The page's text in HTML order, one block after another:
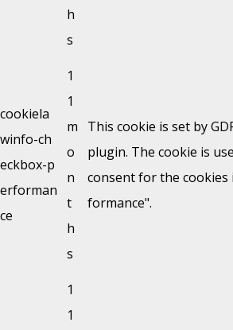
h
s
cookiela
winfo-ch
eckbox-p
erforman
ce
1
1
m
o
n
t
h
s
This cookie is set by
plugin. The cookie is
consent for the cookies
formance".
1
1